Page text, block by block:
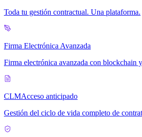
Toda tu gestión contractual. Una plataforma.
Firma Electrónica Avanzada
Firma electrónica avanzada con blockchain
CLMAcceso anticipado
Gestión del ciclo de vida completo de